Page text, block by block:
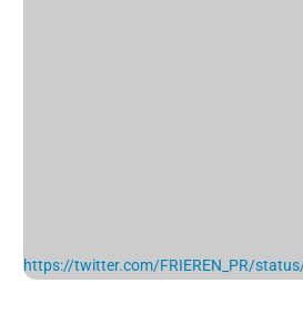
https://twitter.com/FRIEREN_PR/